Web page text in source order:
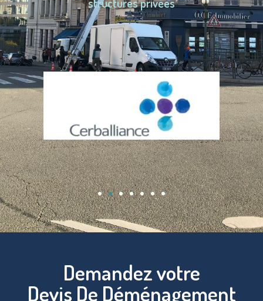
Demandez votre
Devis De Déménagement